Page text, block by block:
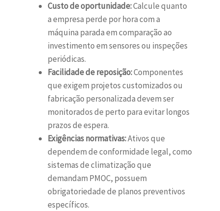
Custo de oportunidade:Calcule quanto
a empresa perde por hora com a
máquina parada em comparação ao
investimento em sensores ou inspeções
periódicas.
Facilidade de reposição:Componentes
que exigem projetos customizados ou
fabricação personalizada devem ser
monitorados de perto para evitar longos
prazos de espera.
Exigências normativas:Ativos que
dependem de conformidade legal, como
sistemas de climatização que
demandam PMOC, possuem
obrigatoriedade de planos preventivos
específicos.